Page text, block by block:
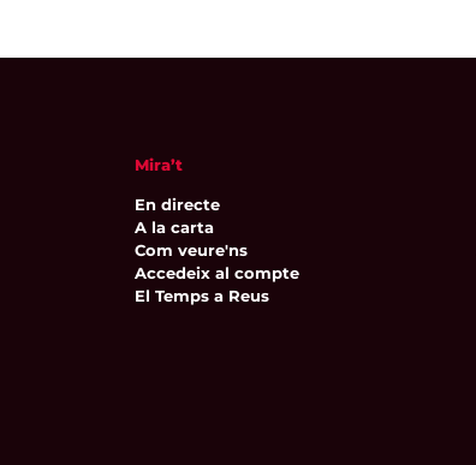
Mira’t
En directe
A la carta
Com veure'ns
Accedeix al compte
El Temps a Reus